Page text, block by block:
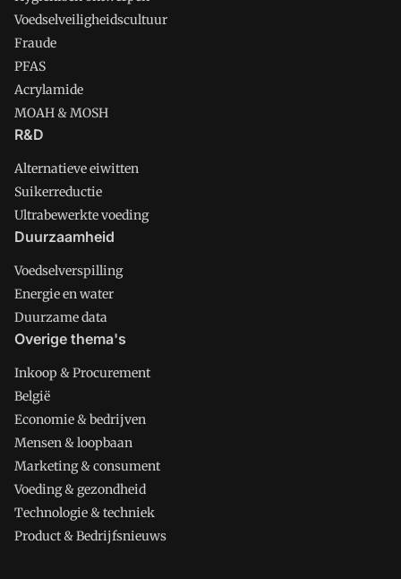
Voedselveiligheidscultuur
Fraude
PFAS
Acrylamide
MOAH & MOSH
R&D
Alternatieve eiwitten
Suikerreductie
Ultrabewerkte voeding
Duurzaamheid
Voedselverspilling
Energie en water
Duurzame data
Overige thema's
Inkoop & Procurement
België
Economie & bedrijven
Mensen & loopbaan
Marketing & consument
Voeding & gezondheid
Technologie & techniek
Product & Bedrijfsnieuws